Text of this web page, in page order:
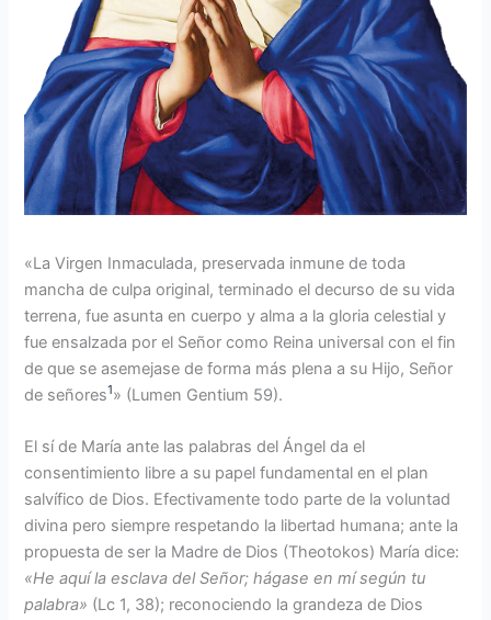
«La Virgen Inmaculada, preservada inmune de toda
mancha de culpa original, terminado el decurso de su vida
terrena, fue asunta en cuerpo y alma a la gloria celestial y
fue ensalzada por el Señor como Reina universal con el fin
de que se asemejase de forma más plena a su Hijo, Señor
de señores1» (Lumen Gentium 59).
El sí de María ante las palabras del Ángel da el
consentimiento libre a su papel fundamental en el plan
salvífico de Dios. Efectivamente todo parte de la voluntad
divina pero siempre respetando la libertad humana; ante la
propuesta de ser la Madre de Dios (Theotokos) María dice:
«He aquí la esclava del Señor; hágase en mí según tu
palabra» (Lc 1, 38); reconociendo la grandeza de Dios